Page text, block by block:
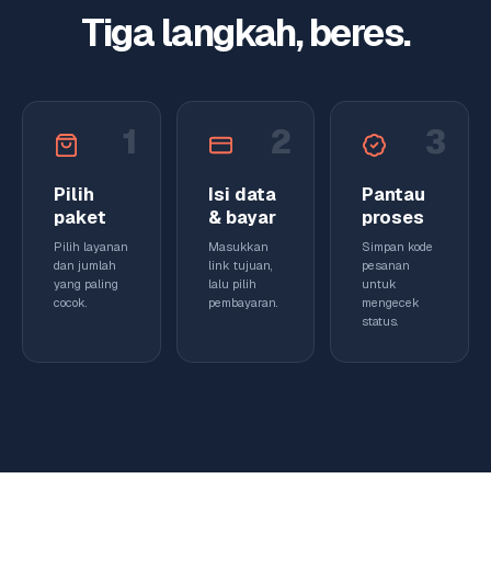
Tiga langkah, beres.
1
Pilih
paket
Pilih layanan
dan jumlah
yang paling
cocok.
2
Isi data
& bayar
Masukkan
link tujuan,
lalu pilih
pembayaran.
3
Pantau
proses
Simpan kode
pesanan
untuk
mengecek
status.